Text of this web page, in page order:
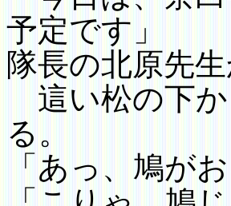
予定です」
隊長の北原先
這い松の下
る。
「あっ、鳩がお